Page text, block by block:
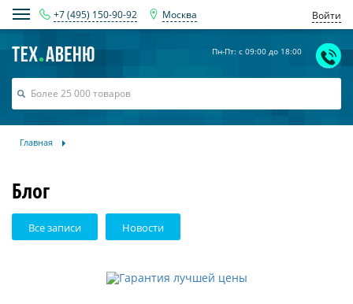
+7 (495) 150-90-92 Москва Войти
Пн-Пт: с 09:00 до 18:00
Главная
Блог
Все записи Новости